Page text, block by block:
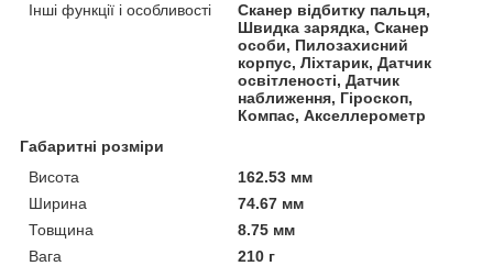
Інші функції і особливості
Сканер відбитку пальця,
Швидка зарядка, Сканер
особи, Пилозахисний
корпус, Ліхтарик, Датчик
освітленості, Датчик
наближення, Гіроскоп,
Компас, Акселлерометр
Габаритні розміри
Висота
162.53 мм
Ширина
74.67 мм
Товщина
8.75 мм
Вага
210 г